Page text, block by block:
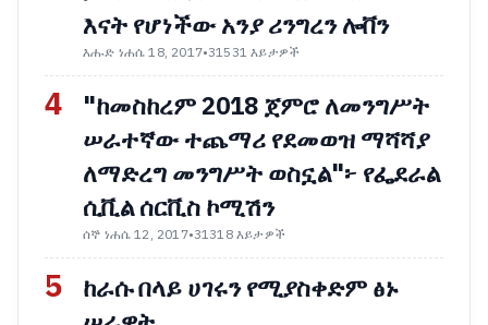
እናት የሆነችው አንያ ሪንግረን ሎቨን
እሑድ ነሐሴ 18, 2017•31531 እይታዎች
4
"ከመስከረም 2018 ጀምሮ ለመንግሥት
ሠራተኛው ተጨማሪ የደመወዝ ማሻሻያ
ለማድረግ መንግሥት ወስኗል"፦ የፌደራል
ሲቪል ሰርቪስ ኮሚሽን
ሰኞ ነሐሴ 12, 2017•31318 እይታዎች
5
ከራሱ በላይ ሀገሩን የሚያስቀድም ፅኑ